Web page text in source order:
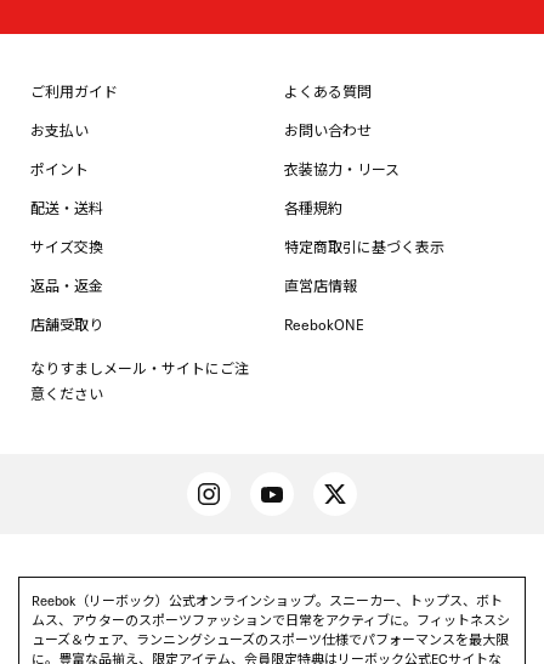
ご利用ガイド
お支払い
ポイント
配送・送料
サイズ交換
返品・返金
店舗受取り
なりすましメール・サイトにご注
意ください
よくある質問
お問い合わせ
衣装協力・リース
各種規約
特定商取引に基づく表示
直営店情報
ReebokONE
Reebok（リーボック）公式オンラインショップ。スニーカー、トップス、ボト
ムス、アウターのスポーツファッションで日常をアクティブに。フィットネスシ
ューズ＆ウェア、ランニングシューズのスポーツ仕様でパフォーマンスを最大限
に。豊富な品揃え、限定アイテム、会員限定特典はリーボック公式ECサイトな